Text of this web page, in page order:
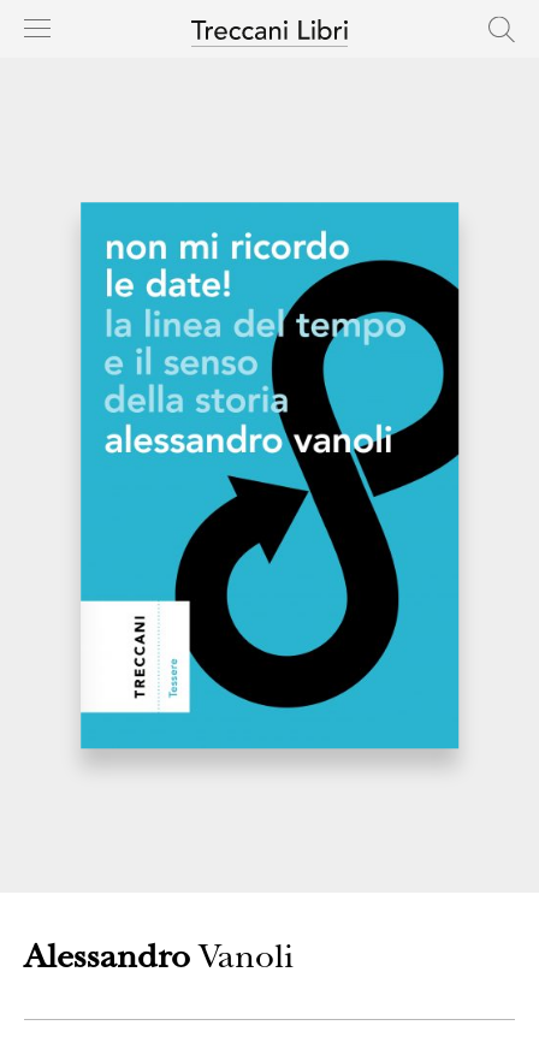
CATALOGO
AUTORI
NOVITÀ
IN USCITA
RIGHTS
CONTATTI
AlessandroVanoli